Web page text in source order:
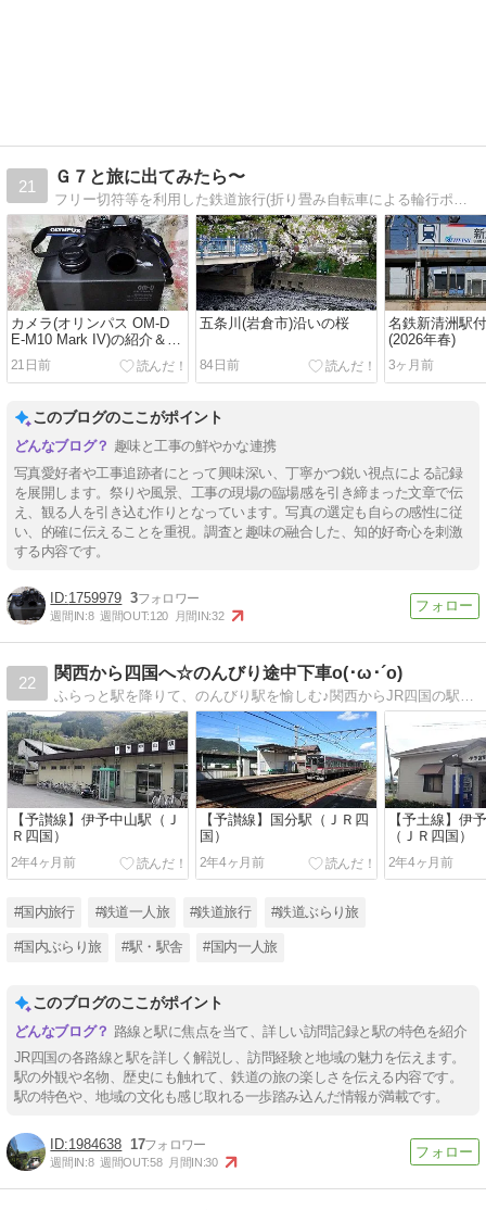
21
Ｇ７と旅に出てみたら〜
カメラ(オリンパス OM-D
E-M10 Mark IV)の紹介＆試
し撮り
21日前
五条川(岩倉市)沿いの桜
84日前
名鉄新清洲駅
(2026年春)
3ヶ月前
このブログのここがポイント
趣味と工事の鮮やかな連携
写真愛好者や工事追跡者にとって興味深い、丁寧かつ鋭い視点による記録
を展開します。祭りや風景、工事の現場の臨場感を引き締まった文章で伝
え、観る人を引き込む作りとなっています。写真の選定も自らの感性に従
い、的確に伝えることを重視。調査と趣味の融合した、知的好奇心を刺激
する内容です。
1759979 3
週間IN:8 週間OUT:120 月間IN:32
22
関西から四国へ☆のんびり途中下車o(･ω･´o)
ふらっと駅を降りて、のんびり駅を愉しむ♪関西からJR四国の駅をのんびり途中下車。管理人が訪問した駅巡り・鉄道旅行ブログです！
【予讃線】伊予中山駅（Ｊ
Ｒ四国）
2年4ヶ月前
【予讃線】国分駅（ＪＲ四
国）
2年4ヶ月前
【予土線】伊
（ＪＲ四国）
2年4ヶ月前
#国内旅行 #鉄道一人旅 #鉄道旅行 #鉄道ぶらり旅
#国内ぶらり旅 #駅・駅舎 #国内一人旅
このブログのここがポイント
路線と駅に焦点を当て、詳しい訪問記録と駅の特色を紹介
JR四国の各路線と駅を詳しく解説し、訪問経験と地域の魅力を伝えます。
駅の外観や名物、歴史にも触れて、鉄道の旅の楽しさを伝える内容です。
駅の特色や、地域の文化も感じ取れる一歩踏み込んだ情報が満載です。
1984638 17
週間IN:8 週間OUT:58 月間IN:30